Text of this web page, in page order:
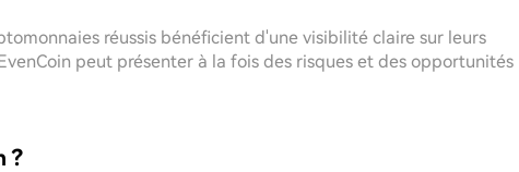
réussis bénéficient d'une visibilité claire sur leurs
peut présenter à la fois des risques et des opportunités
?